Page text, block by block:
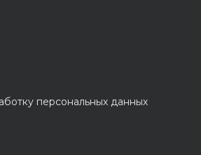
персональных данных